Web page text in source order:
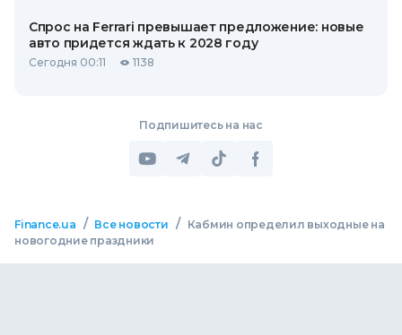
Спрос на Ferrari превышает предложение: новые
авто придется ждать к 2028 году
Сегодня 00:11 1138
Подпишитесь на нас
Finance.ua / Все новости /
Кабмин определил выходные на
новогодние праздники